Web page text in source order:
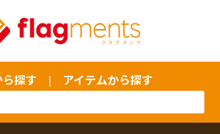
探す アイテムから探す